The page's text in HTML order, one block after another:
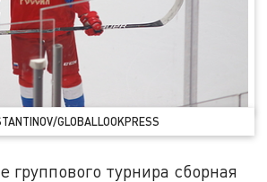
GLOBALLOOKPRESS
группового турнира сборная